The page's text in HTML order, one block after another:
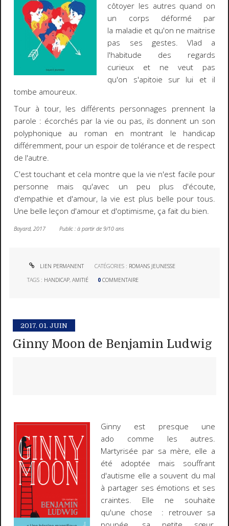
côtoyer les autres quand on
un corps déformé par
la maladie et qu'on ne maitrise
pas ses gestes. Vlad a
l'habitude des regards
curieux et ne veut pas
qu'on s'apitoie sur lui et il
tombe amoureux.
Tour à tour, les différents personnages prennent la
parole : écorchés par la vie ou pas, ils donnent un son
polyphonique au roman en montrant le handicap
différemment, pour un espoir de tolérance et de respect
de l'autre.
C'est touchant et cela montre que la vie n'est facile pour
personne mais qu'avec un peu plus d'écoute,
d'empathie et d'amour, la vie est plus belle pour tous.
Une belle leçon d'amour et d'optimisme, ça fait du bien.
Bayard, 2017 Public : à partir de 9/10 ans
LIEN PERMANENT CATÉGORIES : ROMANS JEUNESSE
TAGS : HANDICAP,AMITIÉ 0 COMMENTAIRE
2017. 01. JUIN
Ginny Moon de Benjamin Ludwig
Ginny est presque une
ado comme les autres.
Martyrisée par sa mère, elle a
été adoptée mais souffrant
d'autisme elle a souvent du mal
à partager ses émotions et ses
craintes. Elle ne souhaite
qu'une chose : retrouver sa